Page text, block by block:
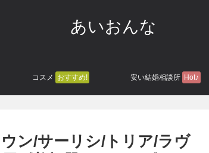
あいおんな
コスメ おすすめ! 安い結婚相談所 Hot♪
ン/サーリシ/トリア/ラヴ